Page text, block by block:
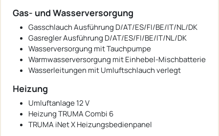
Gas- und Wasserversorgung
Gasschlauch Ausführung D/AT/ES/FI/BE/IT/NL/DK
Gasregler Ausführung D/AT/ES/FI/BE/IT/NL/DK
Wasserversorgung mit Tauchpumpe
Warmwasserversorgung mit Einhebel-Mischbatterie
Wasserleitungen mit Umluftschlauch verlegt
Heizung
Umluftanlage 12 V
Heizung TRUMA Combi 6
TRUMA iNet X Heizungsbedienpanel